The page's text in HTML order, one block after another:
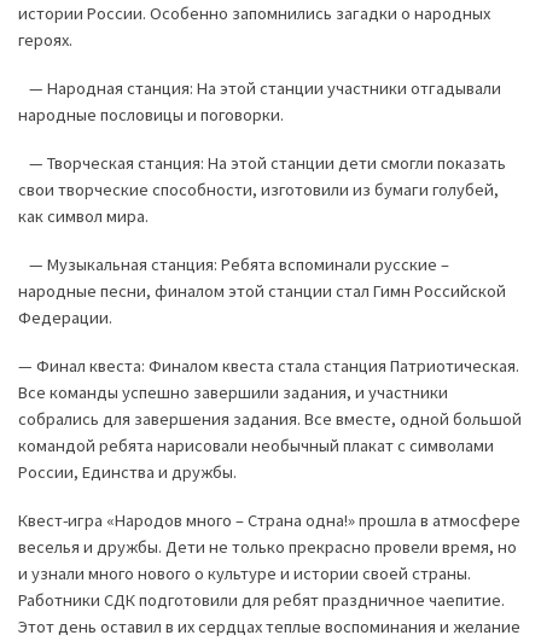
истории России. Особенно запомнились загадки о народных
героях.
— Народная станция: На этой станции участники отгадывали
народные пословицы и поговорки.
— Творческая станция: На этой станции дети смогли показать
свои творческие способности, изготовили из бумаги голубей,
как символ мира.
— Музыкальная станция: Ребята вспоминали русские –
народные песни, финалом этой станции стал Гимн Российской
Федерации.
— Финал квеста: Финалом квеста стала станция Патриотическая.
Все команды успешно завершили задания, и участники
собрались для завершения задания. Все вместе, одной большой
командой ребята нарисовали необычный плакат с символами
России, Единства и дружбы.
Квест-игра «Народов много – Страна одна!» прошла в атмосфере
веселья и дружбы. Дети не только прекрасно провели время, но
и узнали много нового о культуре и истории своей страны.
Работники СДК подготовили для ребят праздничное чаепитие.
Этот день оставил в их сердцах теплые воспоминания и желание